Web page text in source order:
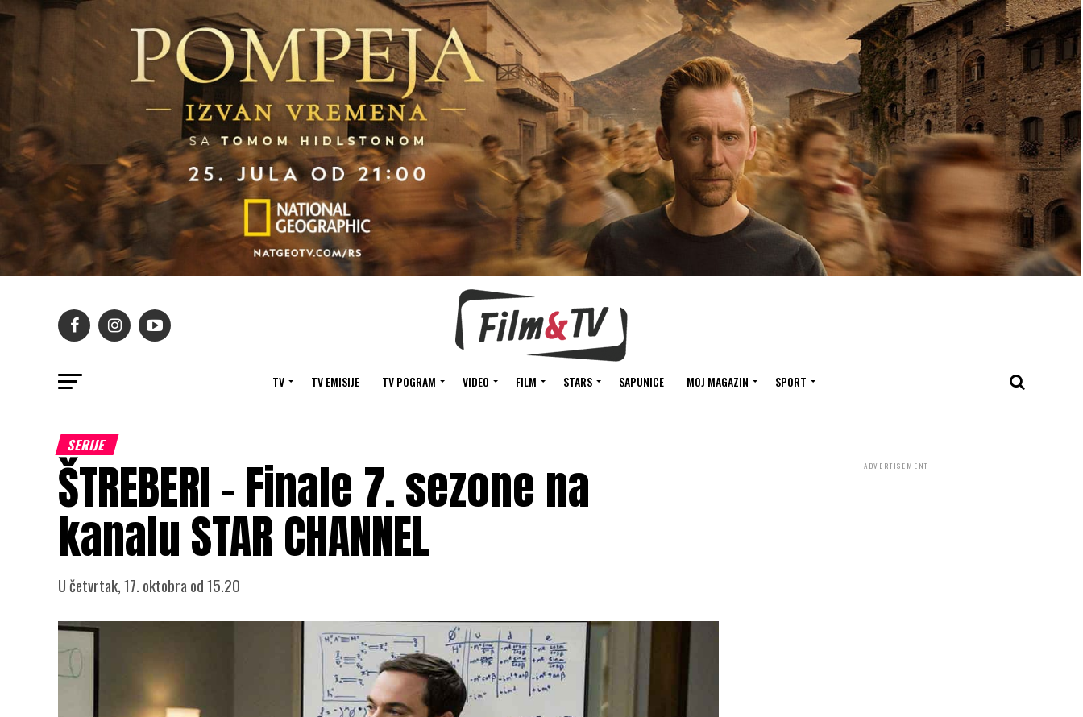
TV TV EMISIJE TV POGRAM VIDEO FILM STARS SAPUNICE MOJ MAGAZIN SPORT
SERIJE
ŠTREBERI – Finale 7. sezone na
kanalu STAR CHANNEL
U četvrtak, 17. oktobra od 15.20
ADVERTISEMENT